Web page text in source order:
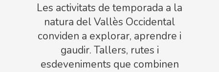
Les activitats de temporada a la
natura del Vallès Occidental
conviden a explorar, aprendre i
gaudir. Tallers, rutes i
esdeveniments que combinen